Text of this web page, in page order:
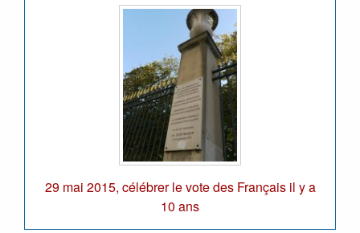
29 mai 2015, célébrer le vote des Français il y a
10 ans